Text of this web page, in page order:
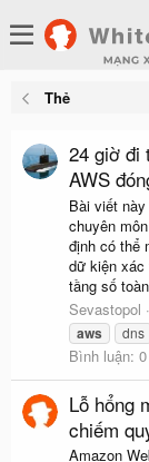
Thẻ
24 giờ đi
AWS
Bài viết
chuyên
định có thể
dữ kiện xác
tầng số
Sevastopol
aws dns
Bình luận: 0
Lỗ hổng
chiếm
Amazon